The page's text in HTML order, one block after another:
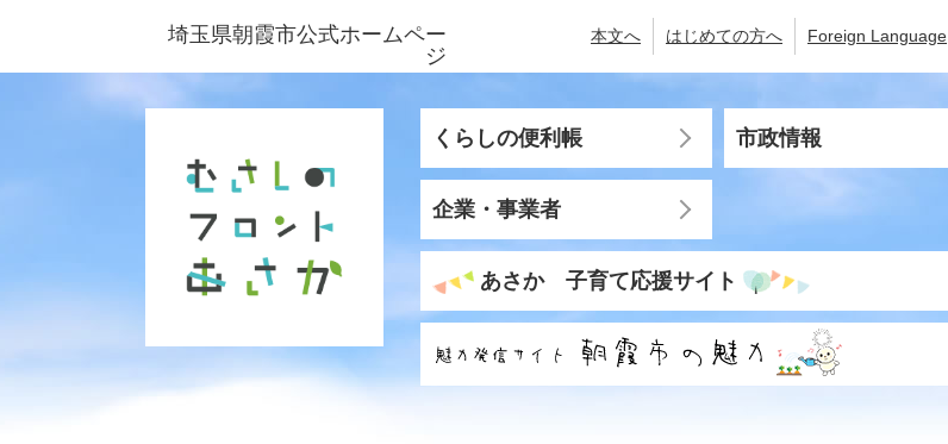
ジ
ュ
埼玉県朝霞市公式ホームペー
ジ
本文へ はじめての方へ Foreign Language
くらしの便利帳 市政情報
企業・事業者
あさか 子育て応援サイト